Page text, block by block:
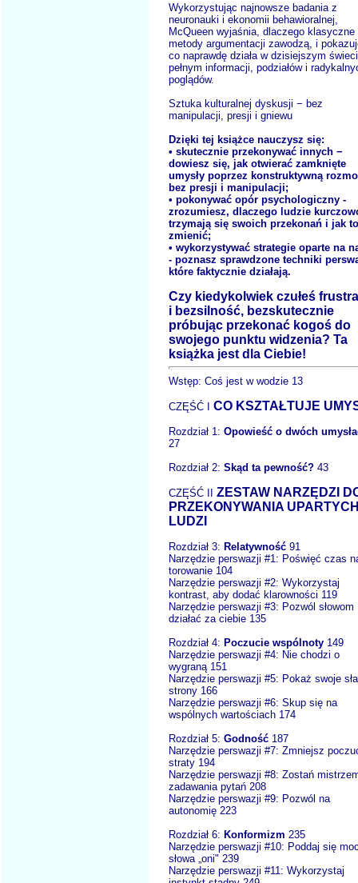
Wykorzystując najnowsze badania z
neuronauki i ekonomii behawioralnej,
McQueen wyjaśnia, dlaczego klasyczne
metody argumentacji zawodzą, i
co naprawdę działa w dzisiejszym
pełnym informacji, podziałów i
poglądów.
Sztuka kulturalnej dyskusji − bez
manipulacji, presji i gniewu
Dzięki tej książce nauczysz się:
• skutecznie przekonywać innych −
dowiesz się, jak otwierać zamknięte
umysły poprzez konstruktywną
bez presji i manipulacji;
• pokonywać opór psychologiczny -
zrozumiesz, dlaczego ludzie
trzymają się swoich przekonań i jak to
zmienić;
• wykorzystywać strategie oparte na
- poznasz sprawdzone techniki
które faktycznie działają.
Czy kiedykolwiek czułeś
i bezsilność, bezskutecznie
próbując przekonać kogoś do
swojego punktu widzenia? Ta
książka jest dla Ciebie!
Wstęp: Coś jest w wodzie 13
CZĘŚĆ I CO KSZTAŁTUJE
Rozdział 1: Opowieść o dwóch
27
Rozdział 2: Skąd ta pewność? 43
CZĘŚĆ II ZESTAW NARZĘDZI
PRZEKONYWANIA
LUDZI
Rozdział 3: Relatywność 91
Narzędzie perswazji #1: Poświęć czas
torowanie 104
Narzędzie perswazji #2: Wykorzystaj
kontrast, aby dodać klarowności 119
Narzędzie perswazji #3: Pozwól słowom
działać za ciebie 135
Rozdział 4: Poczucie wspólnoty 149
Narzędzie perswazji #4: Nie chodzi o
wygraną 151
Narzędzie perswazji #5: Pokaż swoje
strony 166
Narzędzie perswazji #6: Skup się na
wspólnych wartościach 174
Rozdział 5: Godność 187
Narzędzie perswazji #7: Zmniejsz
straty 194
Narzędzie perswazji #8: Zostań
zadawania pytań 208
Narzędzie perswazji #9: Pozwól na
autonomię 223
Rozdział 6: Konformizm 235
Narzędzie perswazji #10: Poddaj się
słowa „oni" 239
Narzędzie perswazji #11: Wykorzystaj